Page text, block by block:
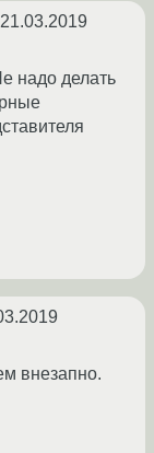
21.03.2019
надо делать
внезапно.